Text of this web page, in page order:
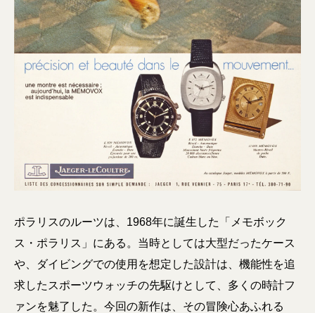
ポラリスのルーツは、1968年に誕生した「メモボック
ス・ポラリス」にある。当時としては大型だったケース
や、ダイビングでの使用を想定した設計は、機能性を追
求したスポーツウォッチの先駆けとして、多くの時計フ
ァンを魅了した。今回の新作は、その冒険心あふれる